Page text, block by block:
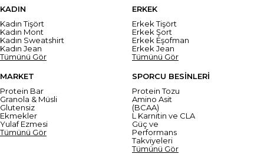
KADIN
Kadın Tişört
Kadın Mont
Kadın Sweatshirt
Kadın Jean
Tümünü Gör
ERKEK
Erkek Tişört
Erkek Şort
Erkek Eşofman
Erkek Jean
Tümünü Gör
MARKET
Protein Bar
Granola & Müsli
Glutensiz
Ekmekler
Yulaf Ezmesi
Tümünü Gör
SPORCU BESİNLERİ
Protein Tozu
Amino Asit
(BCAA)
L Karnitin ve CLA
Güç ve
Performans
Takviyeleri
Tümünü Gör